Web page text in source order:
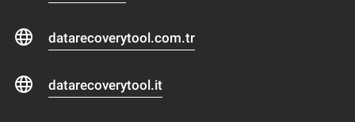
datarecoverytool.com.tr
datarecoverytool.it